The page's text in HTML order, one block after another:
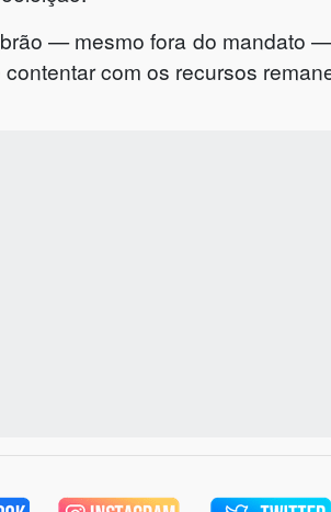
— mesmo fora do mandato
contentar com os recursos